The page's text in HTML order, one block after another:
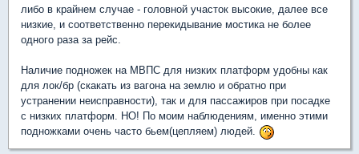
либо в крайнем случае - головной участок высокие, далее все
низкие, и соответственно перекидывание мостика не более
одного раза за рейс.
Наличие подножек на МВПС для низких платформ удобны как
для лок/бр (скакать из вагона на землю и обратно при
устранении неисправности), так и для пассажиров при посадке
с низких платформ. НО! По моим наблюдениям, именно этими
подножками очень часто бьем(цепляем) людей.